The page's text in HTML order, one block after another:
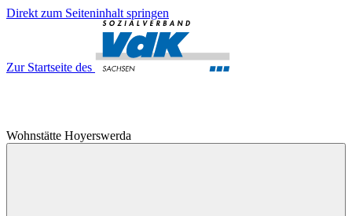
Direkt zum Seiteninhalt springen
Zur Startseite des
Wohnstätte Hoyerswerda